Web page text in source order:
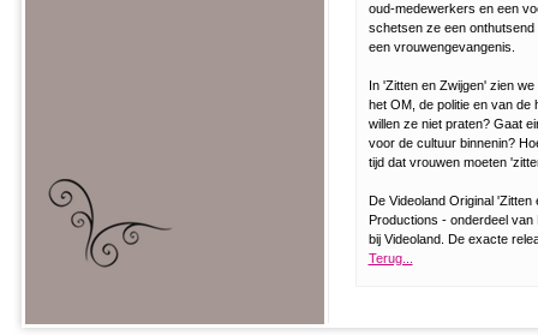
oud-medewerkers en een
schetsen ze een
een vrouwengevangenis.
In 'Zitten en Zwijgen' zien
het OM, de politie en van de
willen ze niet praten? Gaat
voor de cultuur binnenin?
tijd dat vrouwen moeten
De Videoland Original
Productions - onderdeel van
bij Videoland. De exacte
Terug...